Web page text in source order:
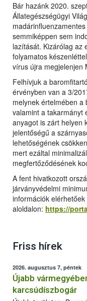
Bár hazánk 2020.
Állategészségügyi
semmiképpen sem
lazítását. Kizárólag az
folyamatos
vírus újra megjelenjen
Felhívjuk a
érvényben van a 3/
melynek értelmében a
valamint a takarmányt
anyagot is zárt helyen
jelentőségű a
lehetőségének
mert ezáltal
megfertőződésének
A fent hivatkozott
járványvédelmi
információk
aloldalon: https://
Friss hírek
2026. augusztus 7, péntek
Újabb
karcsúdíszbogár